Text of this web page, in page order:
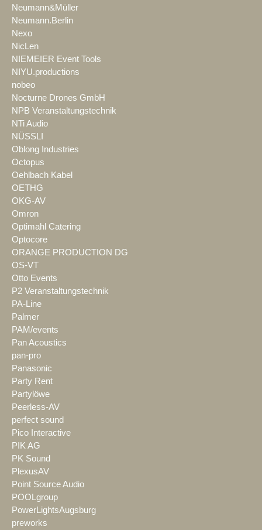
Neumann&Müller
Neumann.Berlin
Nexo
NicLen
NIEMEIER Event Tools
NIYU.productions
nobeo
Nocturne Drones GmbH
NPB Veranstaltungstechnik
NTi Audio
NÜSSLI
Oblong Industries
Octopus
Oehlbach Kabel
OETHG
OKG-AV
Omron
Optimahl Catering
Optocore
ORANGE PRODUCTION DG
OS-VT
Otto Events
P2 Veranstaltungstechnik
PA-Line
Palmer
PAM/events
Pan Acoustics
pan-pro
Panasonic
Party Rent
Partylöwe
Peerless-AV
perfect sound
Pico Interactive
PIK AG
PK Sound
PlexusAV
Point Source Audio
POOLgroup
PowerLightsAugsburg
preworks